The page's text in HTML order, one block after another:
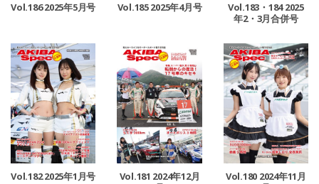
Vol.186 2025年5月号 Vol.185 2025年4月号
Vol.183・184 2025
年2・3月合併号
Vol.182 2025年1月号
Vol.181 2024年12月
Vol.180 2024年11月